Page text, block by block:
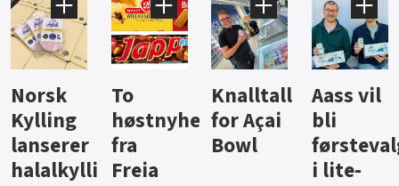
Knalltall
for Açai
Bowl
Aass vil
bli
førstevalg
i lite-
Brus og
jus fra
Berentsen
Hard
iste fra
Hansa